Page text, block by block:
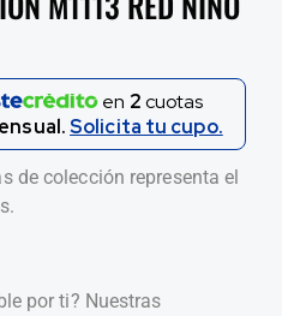
en 2cuotas
Solicita tu cupo.
de colección representa el
por ti? Nuestras